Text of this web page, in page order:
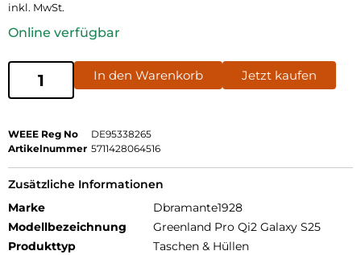
inkl. MwSt.
Online verfügbar
In den Warenkorb Jetzt kaufen
WEEE Reg No
DE95338265
Artikelnummer 5711428064516
Zusätzliche Informationen
Marke
Dbramante1928
Modellbezeichnung
Greenland Pro Qi2 Galaxy S25
Produkttyp
Taschen & Hüllen